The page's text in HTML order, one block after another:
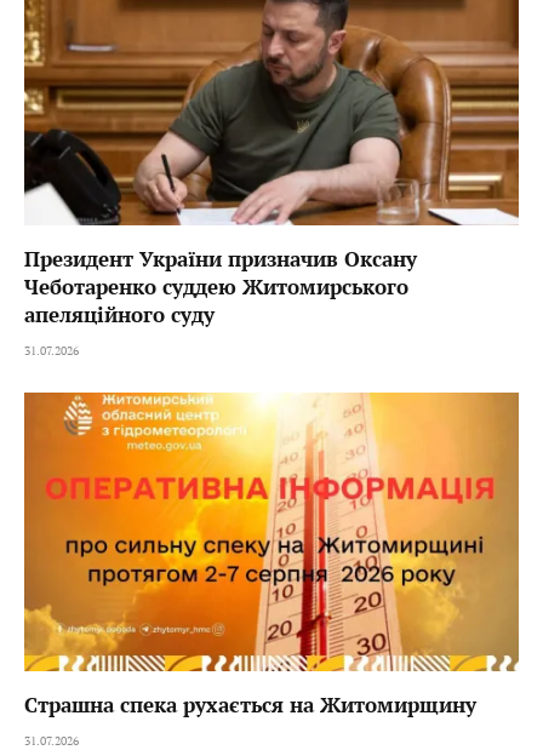
Президент України призначив Оксану
Чеботаренко суддею Житомирського
апеляційного суду
31.07.2026
Страшна спека рухається на Житомирщину
31.07.2026